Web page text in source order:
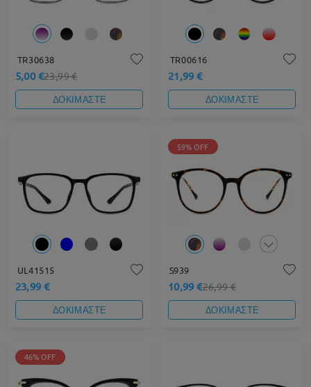
TR30638
5,00 €23,99 €
ΔΟΚΙΜΑΣΤΕ
TR00616
21,99 €
ΔΟΚΙΜΑΣΤΕ
UL41515
23,99 €
ΔΟΚΙΜΑΣΤΕ
59% OFF
S939
10,99 €26,99 €
ΔΟΚΙΜΑΣΤΕ
46% OFF